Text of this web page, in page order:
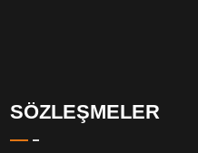
SÖZLEŞMELER